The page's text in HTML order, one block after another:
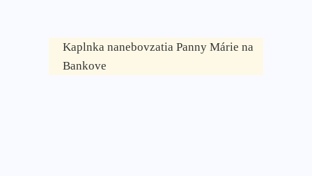
Kaplnka nanebovzatia Panny Márie na
Bankove